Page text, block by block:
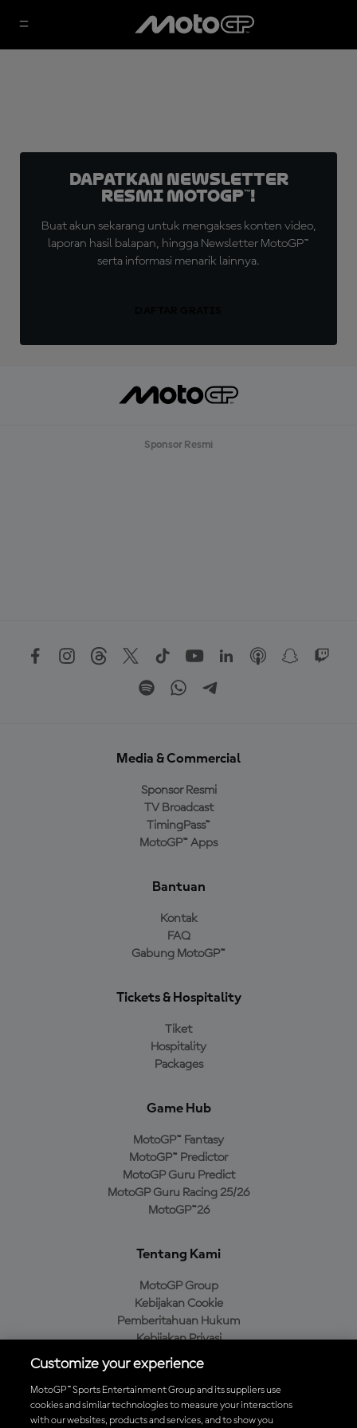
Dapatkan Newsletter
Resmi MotoGP™!
Buat akun sekarang untuk mengakses konten video,
laporan hasil balapan, hingga Newsletter MotoGP™
serta informasi menarik lainnya.
Sponsor Resmi
Media & Commercial
Sponsor Resmi
TV Broadcast
TimingPass™
MotoGP™ Apps
Bantuan
Kontak
FAQ
Gabung MotoGP™
Tickets & Hospitality
Tiket
Hospitality
Packages
Game Hub
MotoGP™ Fantasy
MotoGP™ Predictor
MotoGP Guru Predict
MotoGP Guru Racing 25/26
MotoGP™26
Tentang Kami
MotoGP Group
Kebijakan Cookie
Pemberitahuan Hukum
Kebijakan Privasi
Kebijakan Pembelian
Unduh Aplikasi Resmi MotoGP™
Customize your experience
MotoGP™ Sports Entertainment Group and its suppliers use
cookies and similar technologies to measure your interactions
with our websites, products and services, and to show you